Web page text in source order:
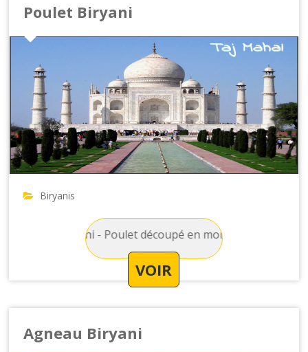
Poulet Biryani
Biryanis
Biryani - Poulet découpé en morceau avec du riz, des
VOIR
Agneau Biryani